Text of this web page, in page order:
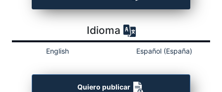
Idioma
English Español (España)
Quiero publicar